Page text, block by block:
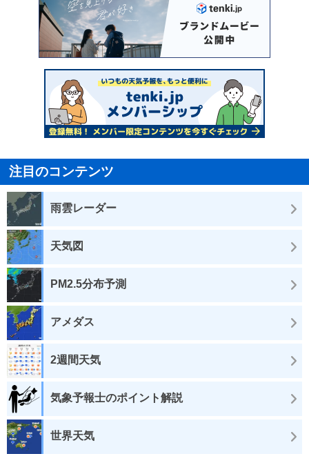
注目のコンテンツ
雨雲レーダー
天気図
PM2.5分布予測
アメダス
2週間天気
気象予報士のポイント解説
世界天気